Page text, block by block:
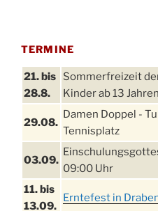
TERMINE
21. bis
28.8.
Sommerfreizeit
Kinder ab 13 Jahren
29.08.
Damen Doppel -
Tennisplatz
03.09.
09:00 Uhr
11. bis
13.09.
Erntefest in